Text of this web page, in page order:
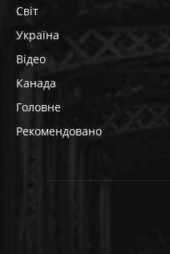
Світ
Україна
Відео
Канада
Головне
Рекомендовано